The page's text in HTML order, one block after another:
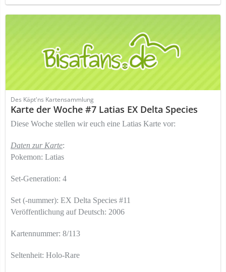
Des Käpt'ns Kartensammlung
Karte der Woche #7 Latias EX Delta Species
Diese Woche stellen wir euch eine Latias Karte vor:
Daten zur Karte:
Pokemon: Latias
Set-Generation: 4
Set (-nummer): EX Delta Species #11
Veröffentlichung auf Deutsch: 2006
Kartennummer: 8/113
Seltenheit: Holo-Rare